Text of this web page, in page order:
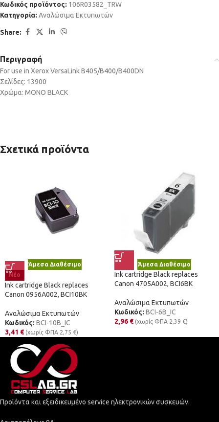
Κωδικός προϊόντος: 106R03582_TRW
Κατηγορία: Αναλώσιμα Εκτυπωτών
Share:
Περιγραφή
For use in Xerox VersaLink B405/B400/B400DN
Σελίδες: 13900
Χρώμα: MONO BLACK
Σχετικά προϊόντα
Άμεσα Διαθέσιμο
Νέο
Ink cartridge Black replaces
Canon 0956A002, BCI10BK
Αναλώσιμα Εκτυπωτών
Κωδικός: BCI-10B_IC
3,41 € (χωρίς ΦΠΑ 2,75 €)
Άμεσα Διαθέσιμο
Ink cartridge Black replaces
Canon 4705A002, BCI6BK
Αναλώσιμα Εκτυπωτών
Κωδικός: BCI-6B_IC
2,96 € (χωρίς ΦΠΑ 2,39 €)
Προϊόντα και εξειδικευμένο service ηλεκτρονικών συσκευών.